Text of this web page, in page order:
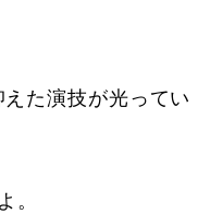
た演技が光ってい
。